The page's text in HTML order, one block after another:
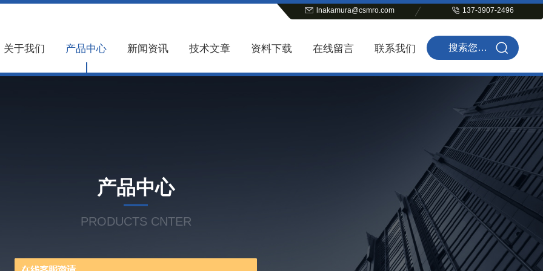
lnakamura@csmro.com 137-3907-2496
关于我们 产品中心 新闻资讯 技术文章 资料下载 在线留言 联系我们
产品中心
PRODUCTS CNTER